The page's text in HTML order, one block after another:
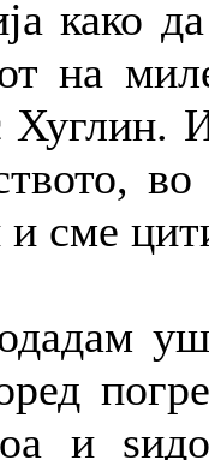
како
на
сме
и